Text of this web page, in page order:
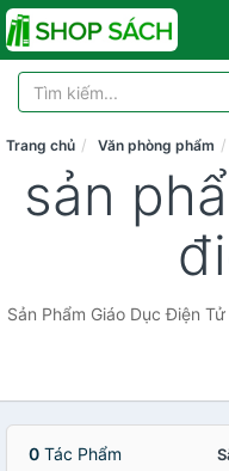
Trang chủ Văn phòng phẩm
sản
Sản Phẩm Giáo Dục Điện
0 Tác Phẩm